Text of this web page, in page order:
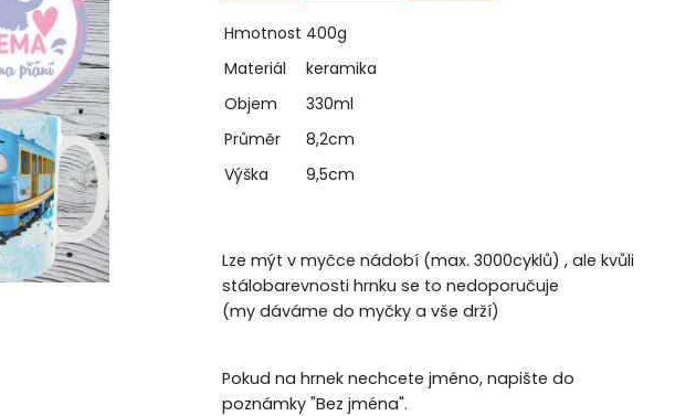
Hmotnost 400g
Materiál
keramika
Objem
330ml
Průměr
8,2cm
Výška
9,5cm
Lze mýt v myčce nádobí (max. 3000cyklů) , ale kvůli
stálobarevnosti hrnku se to nedoporučuje
(my dáváme do myčky a vše drží)
Pokud na hrnek nechcete jméno, napište do
poznámky "Bez jména".